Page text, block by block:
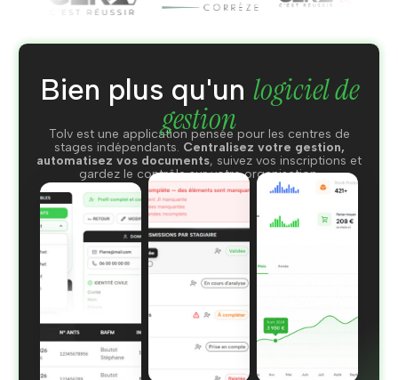
Bien plus qu'un logiciel de
gestion
Tolv est une application pensée pour les centres de
stages indépendants. Centralisez votre gestion,
automatisez vos documents, suivez vos inscriptions et
gardez le contrôle sur votre organisation.